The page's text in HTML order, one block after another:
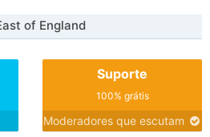
of England
Suporte
100% grátis
Moderadores que escutam